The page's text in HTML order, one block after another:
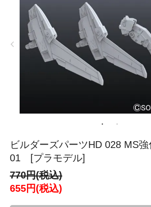
ビルダーズパーツHD 028 MS
01 [プラモデル]
770円(税込)
655円(税込)